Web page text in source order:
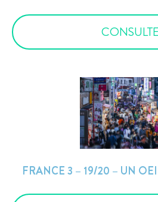
FRANCE 3 – 19/20 – UN